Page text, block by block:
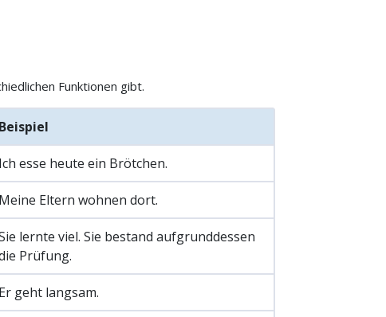
Funktionen gibt.
Beispiel
Ich esse heute ein Brötchen.
Meine Eltern wohnen dort.
lernte viel. Sie bestand aufgrunddessen
Prüfung.
Er geht langsam.